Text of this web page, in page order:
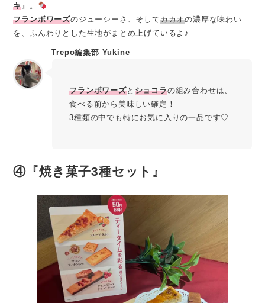
キ 』。
フランボワーズのジューシーさ、そしてカカオの濃厚な味わい
を、ふんわりとした生地がまとめ上げているよ♪
Trepo編集部 Yukine
フランボワーズと ショコラの組み合わせは、
食べる前から美味しい確定！
3種類の中でも特にお気に入りの一品です♡
④『焼き菓子3種セット』